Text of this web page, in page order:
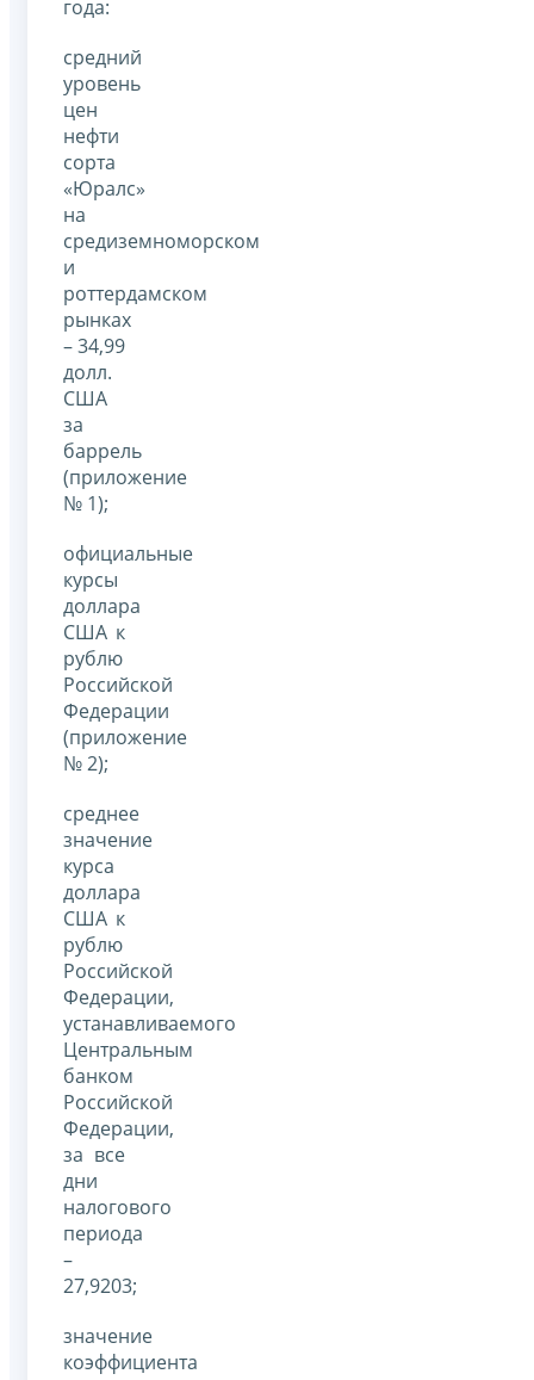
года:
средний
уровень
цен
нефти
сорта
«Юралс»
на
средиземноморском
и
роттердамском
рынках
– 34,99
долл.
США
за
баррель
(приложение
№ 1);
официальные
курсы
доллара
США к
рублю
Российской
Федерации
(приложение
№ 2);
среднее
значение
курса
доллара
США к
рублю
Российской
Федерации,
устанавливаемого
Центральным
банком
Российской
Федерации,
за все
дни
налогового
периода
–
27,9203;
значение
коэффициента